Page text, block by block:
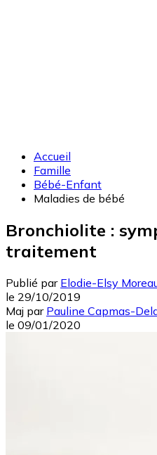
Accueil
Famille
Bébé-Enfant
Maladies de bébé
Bronchiolite :
traitement
Publié par Elodie-Elsy
le 29/10/2019
Maj par Pauline Capmas-
le 09/01/2020